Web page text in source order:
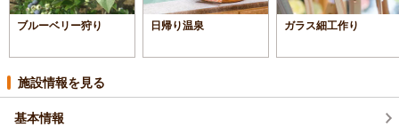
ブルーベリー狩り 日帰り温泉 ガラス細工作り
施設情報を見る
基本情報